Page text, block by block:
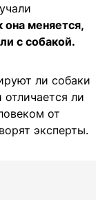
она меняется,
с собакой.
ли собаки
ли
от
эксперты.